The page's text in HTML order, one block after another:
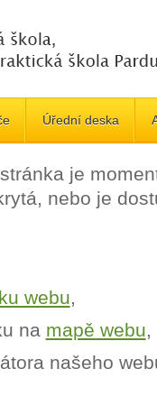
Úřední deska
je
nebo je
webu,
na mapě webu,
našeho